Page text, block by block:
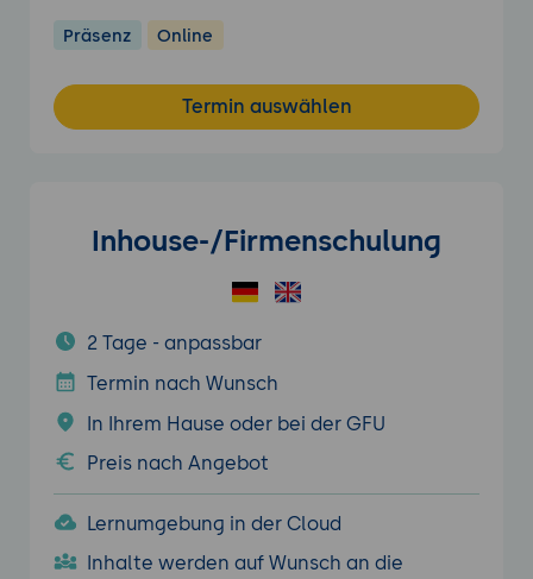
Präsenz Online
Termin auswählen
Inhouse-/Firmenschulung
2 Tage - anpassbar
Termin nach Wunsch
In Ihrem Hause oder bei der GFU
Preis nach Angebot
Lernumgebung in der Cloud
Inhalte werden auf Wunsch an die